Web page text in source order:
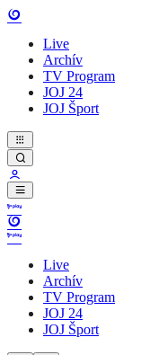
Live
Archív
TV Program
JOJ 24
JOJ Šport
Live
Archív
TV Program
JOJ 24
JOJ Šport